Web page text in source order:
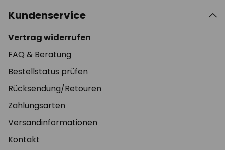
Kundenservice
Vertrag widerrufen
FAQ & Beratung
Bestellstatus prüfen
Rücksendung/Retouren
Zahlungsarten
Versandinformationen
Kontakt